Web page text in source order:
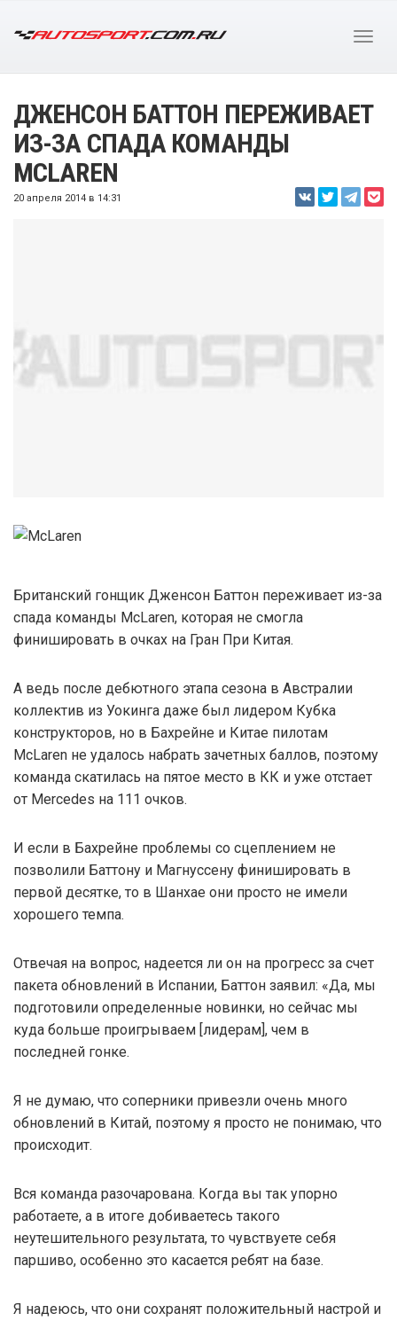
ДЖЕНСОН БАТТОН ПЕРЕЖИВАЕТ
ИЗ-ЗА СПАДА КОМАНДЫ
MCLAREN
20 апреля 2014 в 14:31
Британский гонщик Дженсон Баттон переживает из-за
спада команды McLaren, которая не смогла
финишировать в очках на Гран При Китая.
А ведь после дебютного этапа сезона в Австралии
коллектив из Уокинга даже был лидером Кубка
конструкторов, но в Бахрейне и Китае пилотам
McLaren не удалось набрать зачетных баллов, поэтому
команда скатилась на пятое место в КК и уже отстает
от Mercedes на 111 очков.
И если в Бахрейне проблемы со сцеплением не
позволили Баттону и Магнуссену финишировать в
первой десятке, то в Шанхае они просто не имели
хорошего темпа.
Отвечая на вопрос, надеется ли он на прогресс за счет
пакета обновлений в Испании, Баттон заявил: «Да, мы
подготовили определенные новинки, но сейчас мы
куда больше проигрываем [лидерам], чем в
последней гонке.
Я не думаю, что соперники привезли очень много
обновлений в Китай, поэтому я просто не понимаю, что
происходит.
Вся команда разочарована. Когда вы так упорно
работаете, а в итоге добиваетесь такого
неутешительного результата, то чувствуете себя
паршиво, особенно это касается ребят на базе.
Я надеюсь, что они сохранят положительный настрой и